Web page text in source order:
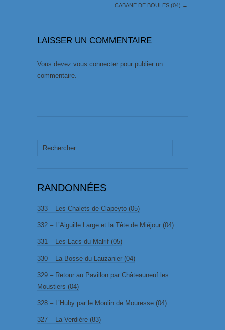
CABANE DE BOULES (04) →
LAISSER UN COMMENTAIRE
Vous devez vous connecter pour publier un
commentaire.
Rechercher :
RANDONNÉES
333 – Les Chalets de Clapeyto (05)
332 – L’Aiguille Large et la Tête de Miéjour (04)
331 – Les Lacs du Malrif (05)
330 – La Bosse du Lauzanier (04)
329 – Retour au Pavillon par Châteauneuf les
Moustiers (04)
328 – L’Huby par le Moulin de Mouresse (04)
327 – La Verdière (83)